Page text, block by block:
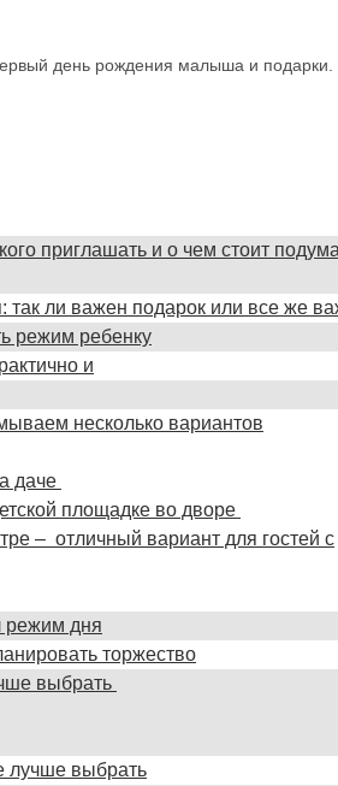
день рождения малыша и подарки.
приглашать и о чем стоит
ли важен подарок или все же
режим ребенку
и
несколько вариантов
даче
площадке во дворе
– отличный вариант для гостей с
режим дня
торжество
выбрать
лучше выбрать